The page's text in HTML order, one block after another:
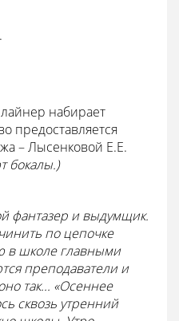
набирает
предоставляется
– Лысенковой Е.Е.
бокалы.)
фантазер и выдумщик.
по цепочке
в школе главными
преподаватели и
так... «Осеннее
сквозь утренний